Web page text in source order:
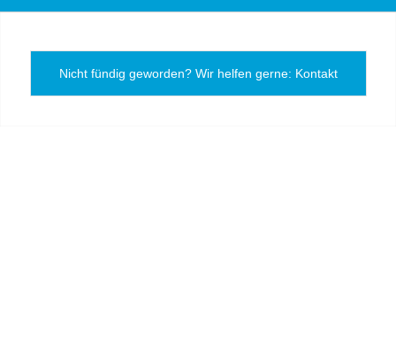
Nicht fündig geworden? Wir helfen gerne: Kontakt